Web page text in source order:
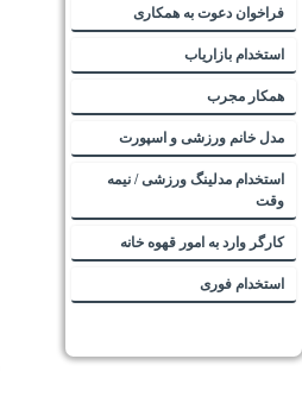
فراخوان دعوت به همکاری
استخدام بازاریاب
همکار مجرب
مدل خانم ورزشی و اسپورت
استخدام مدلینگ ورزشی / نیمه
وقت
کارگر وارد به امور قهوه خانه
استخدام فوری